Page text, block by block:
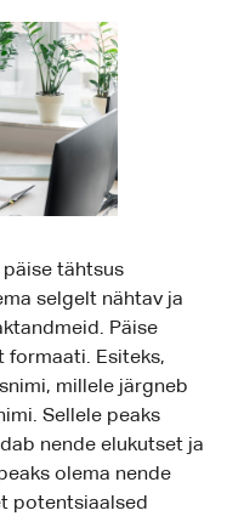
tähtsus
selgelt nähtav ja
Päise
formaati. Esiteks,
millele järgneb
Sellele peaks
nende elukutset ja
olema nende
potentsiaalsed